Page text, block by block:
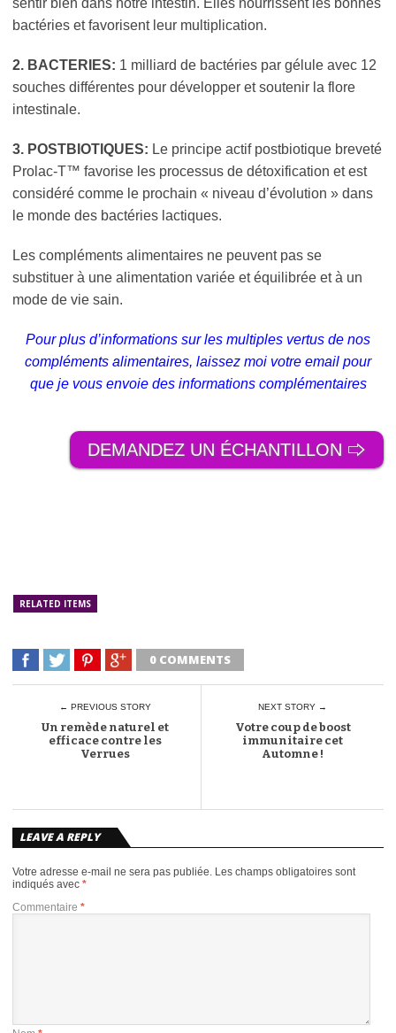
bactéries et favorisent leur multiplication.
2. BACTERIES: 1 milliard de bactéries par gélule avec 12
souches différentes pour développer et soutenir la flore
intestinale.
3. POSTBIOTIQUES: Le principe actif postbiotique breveté
Prolac-T™ favorise les processus de détoxification et est
considéré comme le prochain « niveau d’évolution » dans
le monde des bactéries lactiques.
Les compléments alimentaires ne peuvent pas se
substituer à une alimentation variée et équilibrée et à un
mode de vie sain.
Pour plus d’informations sur les multiples vertus de nos
compléments alimentaires, laissez moi votre email pour
que je vous envoie des informations complémentaires
DEMANDEZ UN ÉCHANTILLON 🢥
RELATED ITEMS
0 COMMENTS
← PREVIOUS STORY
Un remède naturel et
efficace contre les
Verrues
NEXT STORY →
Votre coup de boost
immunitaire cet
Automne !
LEAVE A REPLY
Votre adresse e-mail ne sera pas publiée. Les champs obligatoires sont
indiqués avec *
Commentaire *